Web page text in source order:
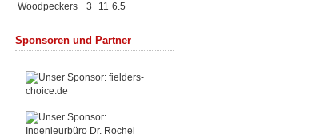
Woodpeckers
3 11 6.5
Sponsoren und Partner